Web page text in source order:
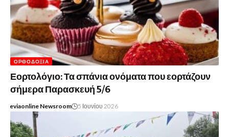
ΟΡΘΟΔΟΞΊΑ
Εορτολόγιο: Τα σπάνια ονόματα που εορτάζουν
σήμερα Παρασκευή 5/6
eviaonline Newsroom 5 Ιουνίου 2026